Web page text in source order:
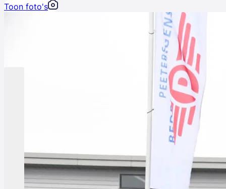
Toon foto's